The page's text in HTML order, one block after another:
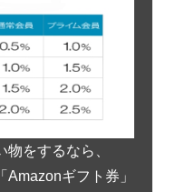
をするなら、
ギフト券」